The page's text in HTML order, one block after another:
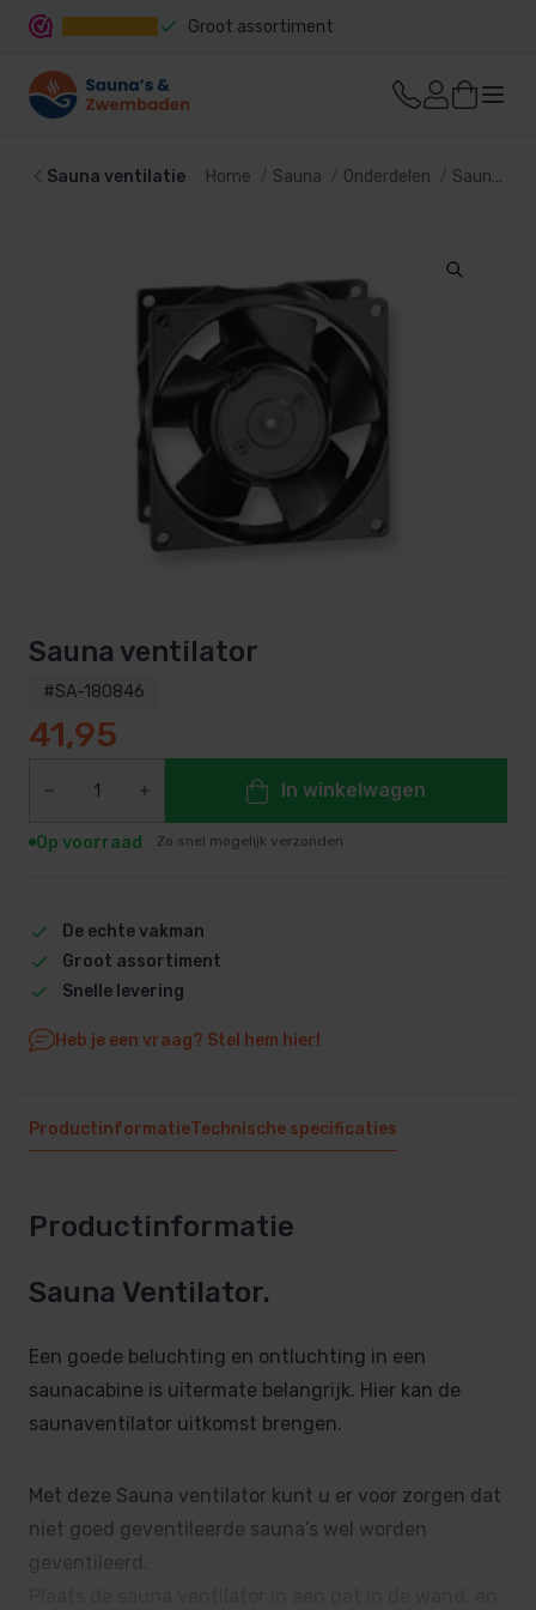
Groot assortiment
Sauna ventilatie Home Sauna Onderdelen Sauna ventilatie
Sauna ventilator
#SA-180846
41,95
In winkelwagen
Op voorraad Zo snel mogelijk verzonden
De echte vakman
Groot assortiment
Snelle levering
Heb je een vraag? Stel hem hier!
ProductinformatieTechnische specificaties
Productinformatie
Sauna Ventilator.
Een goede beluchting en ontluchting in een
saunacabine is uitermate belangrijk. Hier kan de
saunaventilator uitkomst brengen.
Met deze Sauna ventilator kunt u er voor zorgen dat
niet goed geventileerde sauna’s wel worden
geventileerd.